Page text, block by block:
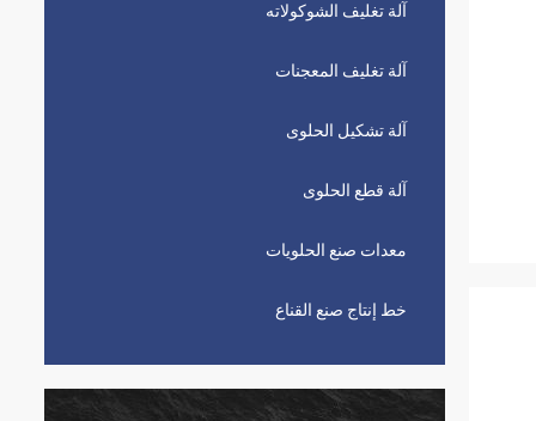
آلة تغليف الشوكولاته
آلة تغليف المعجنات
آلة تشكيل الحلوى
آلة قطع الحلوى
معدات صنع الحلويات
خط إنتاج صنع القناع